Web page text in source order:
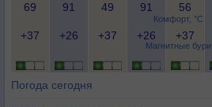
Комфорт, °C
Магнитные бури
69 91 49 91 56
+37 +26 +37 +26 +37
Погода сегодня